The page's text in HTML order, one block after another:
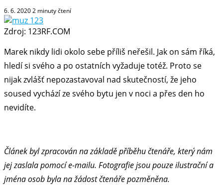
6. 6. 20202 minuty čtení
Zdroj: 123RF.COM
Marek nikdy lidi okolo sebe příliš neřešil. Jak on sám říká,
hledí si svého a po ostatních vyžaduje totéž. Proto se
nijak zvlášť nepozastavoval nad skutečností, že jeho
soused vychází ze svého bytu jen v noci a přes den ho
nevidíte.
Článek byl zpracován na základě příběhu čtenáře, který nám
jej zaslala pomocí e-mailu. Fotografie jsou pouze ilustrační a
jména osob byla na žádost čtenáře pozměněna.